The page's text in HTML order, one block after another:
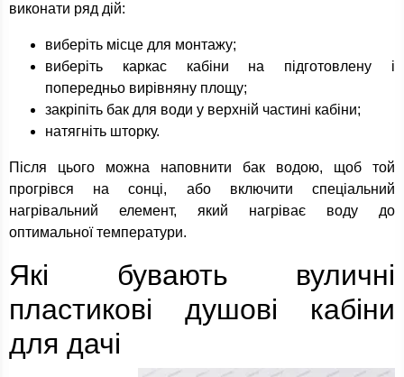
виконати ряд дій:
виберіть місце для монтажу;
виберіть каркас кабіни на підготовлену і
попередньо вирівняну площу;
закріпіть бак для води у верхній частині кабіни;
натягніть шторку.
Після цього можна наповнити бак водою, щоб той
прогрівся на сонці, або включити спеціальний
нагрівальний елемент, який нагріває воду до
оптимальної температури.
Які бувають вуличні
пластикові душові кабіни
для дачі